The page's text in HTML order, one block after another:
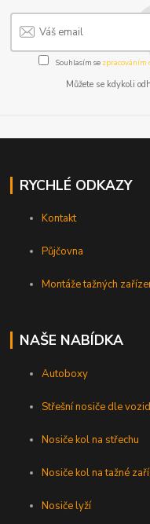
Souhlasím se zpracováním
Můžete se kdykoli
RYCHLÉ ODKAZY
Kontakt
Půjčovna
Montáže tažných
NAŠE NABÍDKA
Autoboxy
Střešní nosiče dle
Nosiče kol na střechu
Nosiče kol na tažné
Nosiče lyží